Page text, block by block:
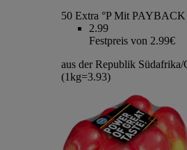
50 Extra °P Mit PAYBACK
2.99
Festpreis von 2.99€
aus der Republik
(1kg=3.93)